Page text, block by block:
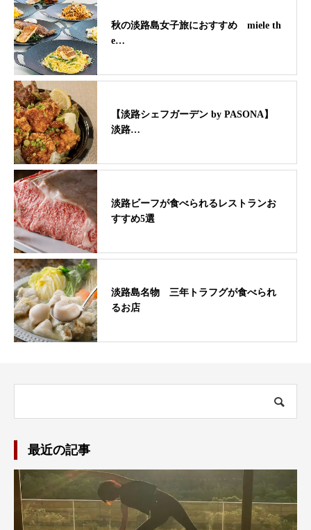
秋の淡路島女子旅におすすめ miele th
e…
【淡路シェフガーデン by PASONA】
淡路…
淡路ビーフが食べられるレストランお
すすめ5選
淡路島名物 三年トラフグが食べられ
るお店
最近の記事